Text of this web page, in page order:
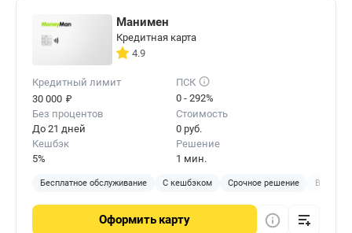
Манимен
Кредитная карта
4.9
Кредитный лимит
30 000 ₽
ПСК
0 - 292%
Без процентов
До 21 дней
Стоимость
0 руб.
Кешбэк
5%
Решение
1 мин.
Бесплатное обслуживание С кешбэком Срочное решение
Оформить карту